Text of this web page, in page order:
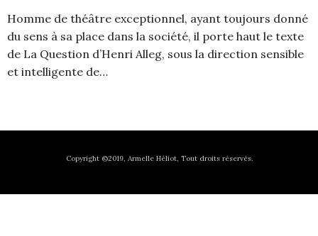
Homme de théâtre exceptionnel, ayant toujours donné
du sens à sa place dans la société, il porte haut le texte
de La Question d’Henri Alleg, sous la direction sensible
et intelligente de…
Copyright ©2019, Armelle Héliot, Tout droits réservés.